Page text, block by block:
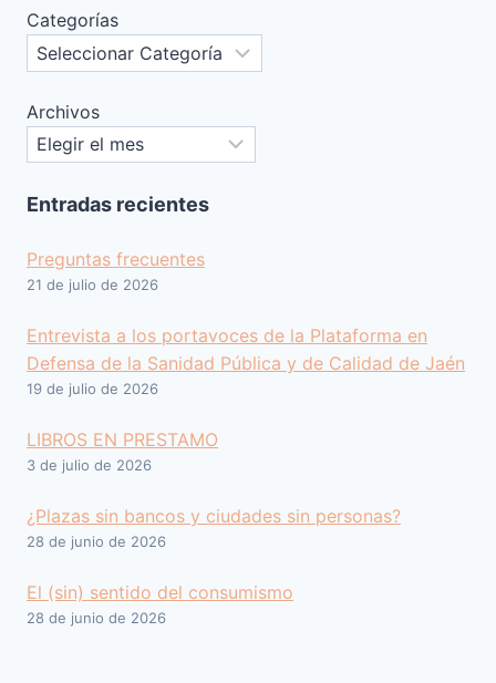
Categorías
Archivos
Entradas recientes
Preguntas frecuentes
21 de julio de 2026
Entrevista a los portavoces de la Plataforma en
Defensa de la Sanidad Pública y de Calidad de Jaén
19 de julio de 2026
LIBROS EN PRESTAMO
3 de julio de 2026
¿Plazas sin bancos y ciudades sin personas?
28 de junio de 2026
El (sin) sentido del consumismo
28 de junio de 2026